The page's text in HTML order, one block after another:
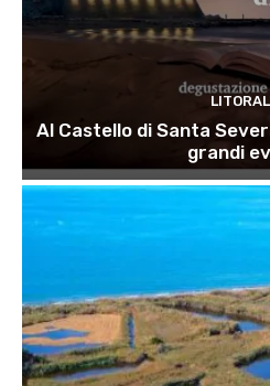
Al Castello di Santa
grandi